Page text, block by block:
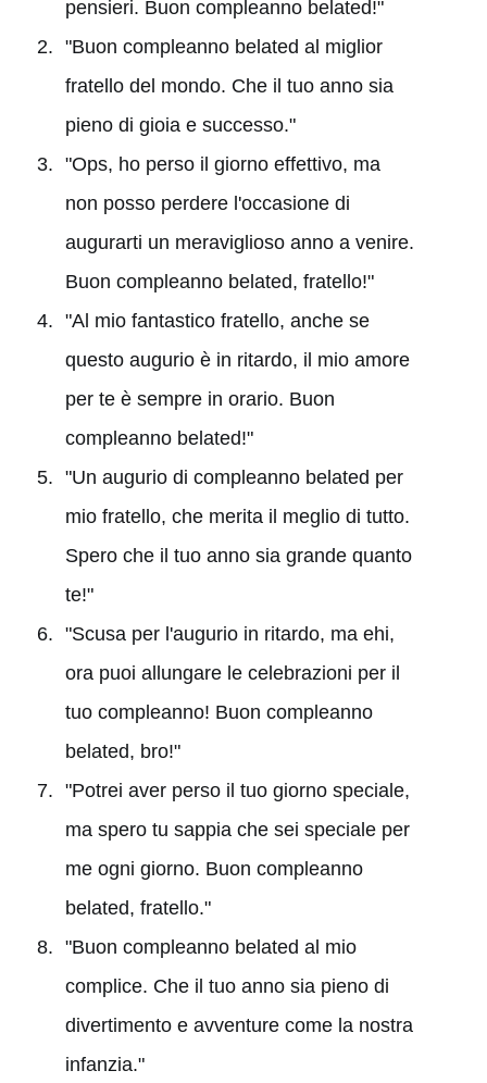
pensieri. Buon compleanno belated!"
"Buon compleanno belated al miglior
fratello del mondo. Che il tuo anno sia
pieno di gioia e successo."
"Ops, ho perso il giorno effettivo, ma
non posso perdere l'occasione di
augurarti un meraviglioso anno a venire.
Buon compleanno belated, fratello!"
"Al mio fantastico fratello, anche se
questo augurio è in ritardo, il mio amore
per te è sempre in orario. Buon
compleanno belated!"
"Un augurio di compleanno belated per
mio fratello, che merita il meglio di tutto.
Spero che il tuo anno sia grande quanto
te!"
"Scusa per l'augurio in ritardo, ma ehi,
ora puoi allungare le celebrazioni per il
tuo compleanno! Buon compleanno
belated, bro!"
"Potrei aver perso il tuo giorno speciale,
ma spero tu sappia che sei speciale per
me ogni giorno. Buon compleanno
belated, fratello."
"Buon compleanno belated al mio
complice. Che il tuo anno sia pieno di
divertimento e avventure come la nostra
infanzia."